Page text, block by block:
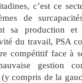
c’est ce
de
sa production
du travail, PSA
compétitif face à
gestion
compris de la